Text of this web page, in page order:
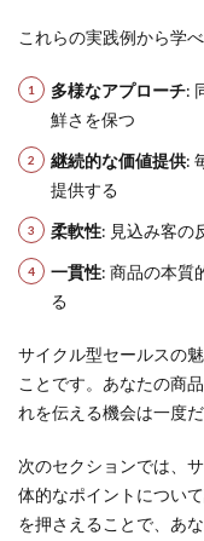
これらの実践例から学
多様なアプローチ:
鮮さを保つ
継続的な価値提供:
提供する
柔軟性: 見込み客の
一貫性: 商品の本質
る
サイクル型セールスの魅
ことです。あなたの商
れを伝える機会は一度
次のセクションでは、
体的なポイントについ
を押さえることで、あ